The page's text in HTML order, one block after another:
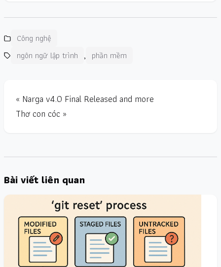
Công nghệ
ngôn ngữ lập trình , phần mềm
« Narga v4.0 Final Released and more
Thơ con cóc »
Bài viết liên quan